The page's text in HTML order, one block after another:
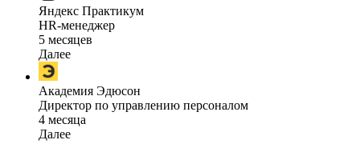
Яндекс Практикум
HR-менеджер
5 месяцев
Далее
Академия Эдюсон
Директор по управлению персоналом
4 месяца
Далее